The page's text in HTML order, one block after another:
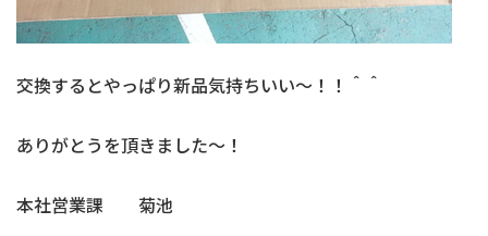
交換するとやっぱり新品気持ちいい～！！＾＾
ありがとうを頂きました～！
本社営業課 菊池